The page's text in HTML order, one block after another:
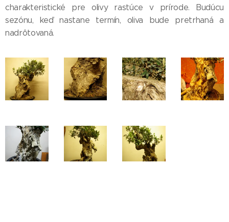
charakteristické pre olivy rastúce v prírode. Budúcu
sezónu, keď nastane termín, oliva bude pretrhaná a
nadrôtovaná.